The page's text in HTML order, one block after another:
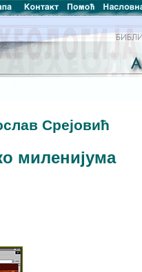
Срејовић
миленијума